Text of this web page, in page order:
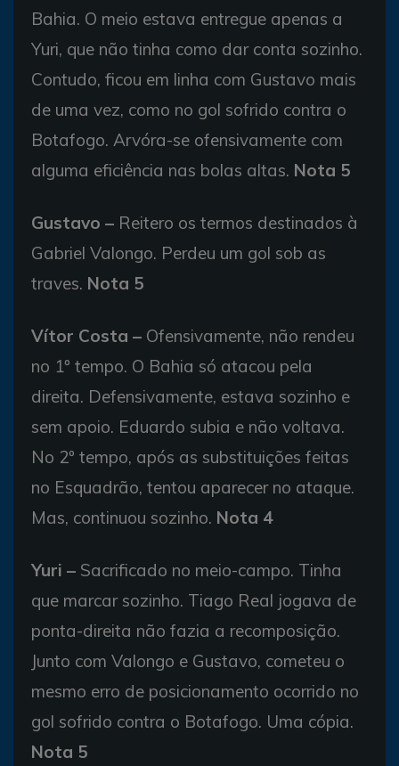
Bahia. O meio estava entregue apenas a
Yuri, que não tinha como dar conta sozinho.
Contudo, ficou em linha com Gustavo mais
de uma vez, como no gol sofrido contra o
Botafogo. Arvóra-se ofensivamente com
alguma eficiência nas bolas altas. Nota 5
Gustavo – Reitero os termos destinados à
Gabriel Valongo. Perdeu um gol sob as
traves. Nota 5
Vítor Costa – Ofensivamente, não rendeu
no 1º tempo. O Bahia só atacou pela
direita. Defensivamente, estava sozinho e
sem apoio. Eduardo subia e não voltava.
No 2º tempo, após as substituições feitas
no Esquadrão, tentou aparecer no ataque.
Mas, continuou sozinho. Nota 4
Yuri – Sacrificado no meio-campo. Tinha
que marcar sozinho. Tiago Real jogava de
ponta-direita não fazia a recomposição.
Junto com Valongo e Gustavo, cometeu o
mesmo erro de posicionamento ocorrido no
gol sofrido contra o Botafogo. Uma cópia.
Nota 5